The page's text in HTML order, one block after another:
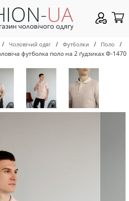
/ Чоловічий одяг / Футболки / Поло
/
футболка поло на 2 ґудзиках Ф-1470